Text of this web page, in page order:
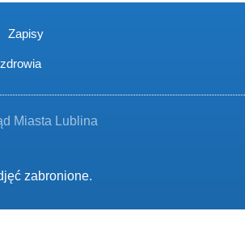
Zapisy
Miasta Lublina
zabronione.